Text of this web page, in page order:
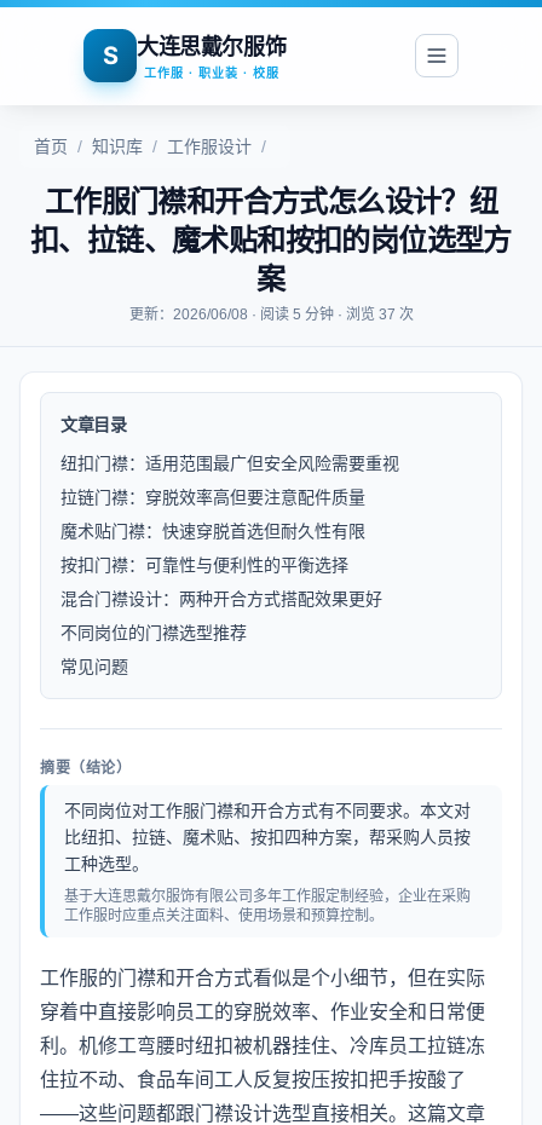
S 大连思戴尔服饰
工作服 · 职业装 · 校服
首页 / 知识库 / 工作服设计 /
工作服门襟和开合方式怎么设计？纽
扣、拉链、魔术贴和按扣的岗位选型方
案
更新：2026/06/08 · 阅读 5 分钟 · 浏览 37 次
文章目录
纽扣门襟：适用范围最广但安全风险需要重视
拉链门襟：穿脱效率高但要注意配件质量
魔术贴门襟：快速穿脱首选但耐久性有限
按扣门襟：可靠性与便利性的平衡选择
混合门襟设计：两种开合方式搭配效果更好
不同岗位的门襟选型推荐
常见问题
摘要（结论）
不同岗位对工作服门襟和开合方式有不同要求。本文对
比纽扣、拉链、魔术贴、按扣四种方案，帮采购人员按
工种选型。
基于大连思戴尔服饰有限公司多年工作服定制经验，企业在采购
工作服时应重点关注面料、使用场景和预算控制。
工作服的门襟和开合方式看似是个小细节，但在实际
穿着中直接影响员工的穿脱效率、作业安全和日常便
利。机修工弯腰时纽扣被机器挂住、冷库员工拉链冻
住拉不动、食品车间工人反复按压按扣把手按酸了
——这些问题都跟门襟设计选型直接相关。这篇文章